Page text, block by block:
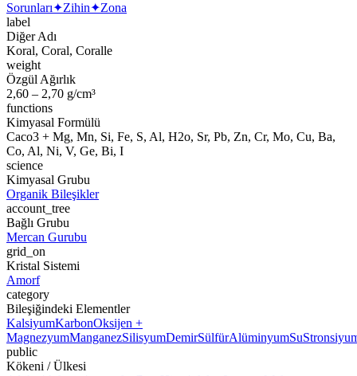
Sorunları✦Zihin✦Zona
label
Diğer Adı
Koral, Coral, Coralle
weight
Özgül Ağırlık
2,60 – 2,70 g/cm³
functions
Kimyasal Formülü
Caco3 + Mg, Mn, Si, Fe, S, Al, H2o, Sr, Pb, Zn, Cr, Mo, Cu, Ba,
Co, Al, Ni, V, Ge, Bi, I
science
Kimyasal Grubu
Organik Bileşikler
account_tree
Bağlı Grubu
Mercan Gurubu
grid_on
Kristal Sistemi
Amorf
category
Bileşiğindeki Elementler
KalsiyumKarbonOksijen +
MagnezyumManganezSilisyumDemirSülfürAlüminyumSu
public
Kökeni / Ülkesi